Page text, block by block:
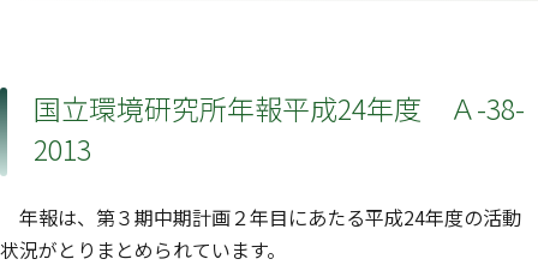
ドウで開きます）
ンドウで開きます）
ウインドウで開きます）
国立環境研究所年報平成24年度 Ａ-38-
2013
年報は、第３期中期計画２年目にあたる平成24年度の活動
状況がとりまとめられています。